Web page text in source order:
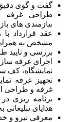
گفت و گوی
طراحی غرفه
نیازمندی های
عقد قرارداد
مشخص به همراه
بررسی و تایید
اجرای غرفه
نمایشگاه، کف
تجهیز غرفه
غرفه و طراحی
برنامه ریزی
هدایای تبلیغاتی
معرفی نیرو و